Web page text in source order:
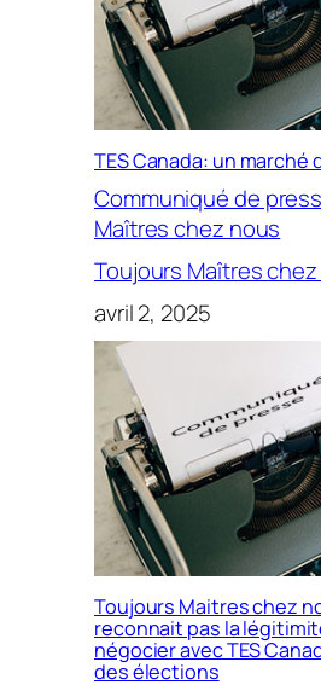
TES Canada: un marché
Communiqué de
Maîtres chez nous
Toujours Maîtres
avril 2, 2025
Toujours Maitres chez
reconnait pas la
négocier avec TES
des élections